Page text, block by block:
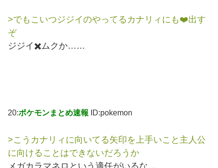
>でもこいつジジイのやってるカナリィにも❤️出す
ぞ
ジジイ✖️ムクか……
20:ポケモンまとめ速報 ID:pokemon
>こうカナリィに向いてる矢印を上手いこと主人公
に向けることはできないだろうか